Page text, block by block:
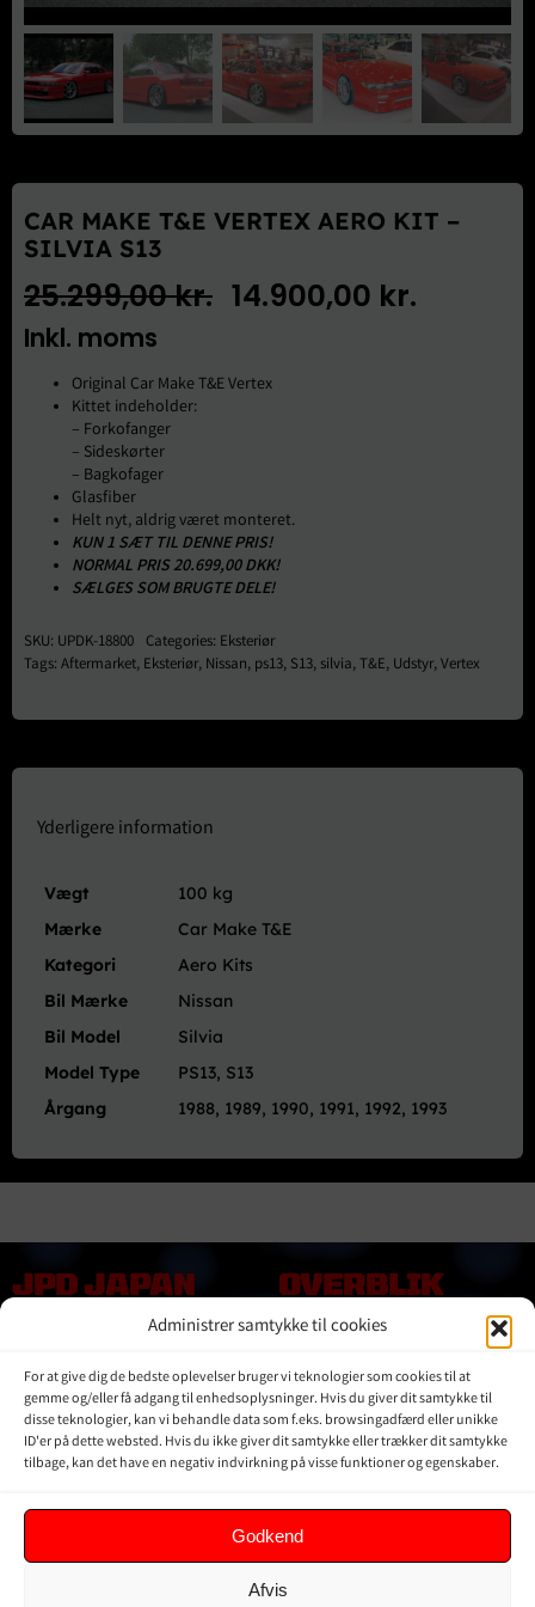
Administrer samtykke til cookies
For at give dig de bedste oplevelser bruger vi teknologier som cookies til at
gemme og/eller få adgang til enhedsoplysninger. Hvis du giver dit samtykke til
disse teknologier, kan vi behandle data som f.eks. browsingadfærd eller unikke
ID'er på dette websted. Hvis du ikke giver dit samtykke eller trækker dit samtykke
tilbage, kan det have en negativ indvirkning på visse funktioner og egenskaber.
Godkend
Afvis
Brugte Dele
Kontakt Os
CAR MAKE T&E VERTEX AERO KIT –
SILVIA S13
25.299,00kr.
Den
oprindelige
pris
var:
25.299,00 kr..
14.900,00 kr.
Den
aktuelle
pris
14.900,00 kr..
Inkl. moms
Original Car Make T&E Vertex
Kittet indeholder:
– Forkofanger
– Sideskørter
– Bagkofager
Glasfiber
Helt nyt, aldrig været monteret.
KUN 1 SÆT TIL DENNE PRIS!
NORMAL PRIS 20.699,00 DKK!
SÆLGES SOM BRUGTE DELE!
SKU: UPDK-18800 Categories: Eksteriør
Tags: Aftermarket, Eksteriør, Nissan, ps13, S13, silvia,T&E, Udstyr,Vertex
Yderligere information
Vægt
100 kg
Mærke
Car Make T&E
Kategori
Aero Kits
Bil Mærke
Nissan
Bil Model
Silvia
Model Type
PS13, S13
Årgang
1988, 1989, 1990, 1991, 1992, 1993
JPD JAPAN
DENMARK
Kontakt Os
Om JPD Japan Denmark
Handelsbetingelser
Privat Politik
OVERBLIK
Online shop
Vores Mærker